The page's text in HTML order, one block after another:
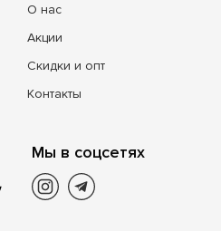
О нас
Акции
Скидки и опт
Контакты
Мы в соцсетях